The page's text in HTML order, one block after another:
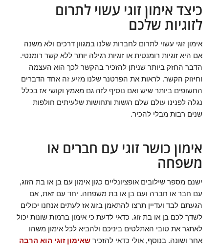
כיצד אימון זוגי עשוי לתרום
לזוגיות שלכם
אימון זוגי עשוי לתרום לחברות שלנו במגוון דרכים ולא משנה
אם היא זוגיות רומנטית או זוגיות רגילה יותר ללא קשר רומנטי.
הדבר החזק ביותר שניתן להזכיר בהקשר לכך הוא העצמה
וחיזוק הקשר. לראות את הפרטנר שלנו מזיע זה אחד הדברים
החשופים ביותר שיש ואם נוסיף לזה גם מאמץ וקושי אז בכלל
נגלה לפנינו עולם שלם רגשות ותחושות שלעיתים חולפות
שנים רבות מבלי להכיר.
אימון כושר זוגי עם חברים או
משפחה
ישנם מספר שילובים אופציונליים כגון אימון עם בן או בת הזוג,
עם חבר או חברה ועם בן או בת משפחה. יחד עם זאת, אם
הגעתם לבד ועדיין תרצו להתאמן בזוג אז לעתים אנחנו יכולים
לשדך לכם בן או בת זוג. כדאי לדעת כי אימון ברמות שונות יכול
לאתגר את טובי האתלטים ביניכם ולהביא לכל אימון משהו
אחר ושונה. בנוסף, אולי כדאי להזכיר שאימון זוגי הוא הרבה